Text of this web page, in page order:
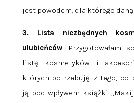
jest powodem, dla którego
3. Lista niezbędnych
ulubieńców. Przygotowałam
listę kosmetyków i
których potrzebuję. Z tego, co
ją pod wpływem książki